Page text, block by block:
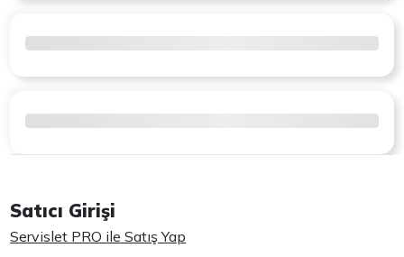
Satıcı Girişi
Servislet PRO ile Satış Yap